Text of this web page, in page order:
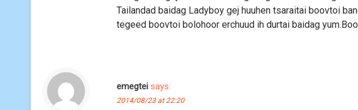
Tailandad baidag Ladyboy gej huuhen tsaraitai boovtoi
tegeed boovtoi bolohoor erchuud ih durtai baidag
emegtei says:
2014/08/23 at 22:20